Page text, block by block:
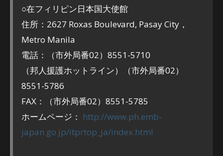
○在フィリピン日本国大使館
住所：2627 Roxas Boulevard, Pasay City，
Metro Manila
電話：（市外局番02）8551-5710
（邦人援護ホットライン）（市外局番02）
8551-5786
FAX：（市外局番02）8551-5785
ホームページ： http://www.ph.emb-
japan.go.jp/itprtop_ja/index.html